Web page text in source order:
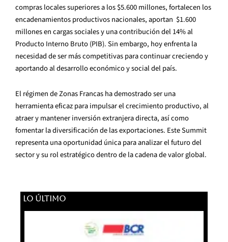
compras locales superiores a los $5.600 millones, fortalecen los
encadenamientos productivos nacionales, aportan $1.600
millones en cargas sociales y una contribución del 14% al
Producto Interno Bruto (PIB). Sin embargo, hoy enfrenta la
necesidad de ser más competitivas para continuar creciendo y
aportando al desarrollo económico y social del país.
El régimen de Zonas Francas ha demostrado ser una
herramienta eficaz para impulsar el crecimiento productivo, al
atraer y mantener inversión extranjera directa, así como
fomentar la diversificación de las exportaciones. Este Summit
representa una oportunidad única para analizar el futuro del
sector y su rol estratégico dentro de la cadena de valor global.
LO ÚLTIMO